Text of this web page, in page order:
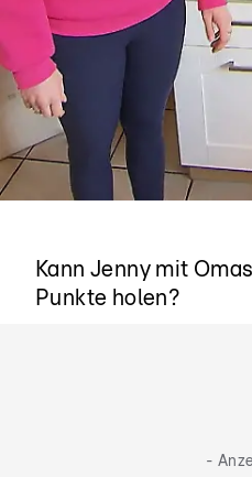
Kann Jenny mit
Punkte holen?
-